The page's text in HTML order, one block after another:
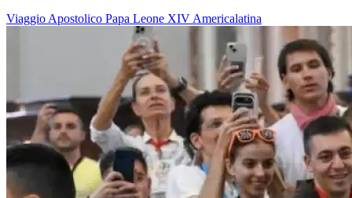
Viaggio Apostolico Papa Leone XIV Americalatina